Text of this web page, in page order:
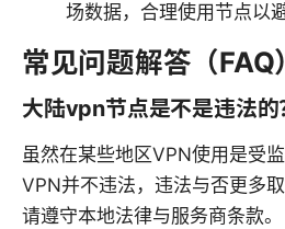
场数据，合理使用节点以
常见问题解答（FAQ）
大陆vpn节点是不是违法的
虽然在某些地区VPN使用是受
VPN并不违法，违法与否更多
请遵守本地法律与服务商条款。